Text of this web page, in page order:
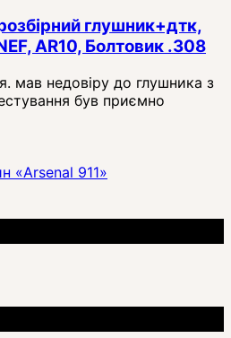
глушник+дтк,
AR10, Болтовик .308
мав недовіру до глушника з
був приємно